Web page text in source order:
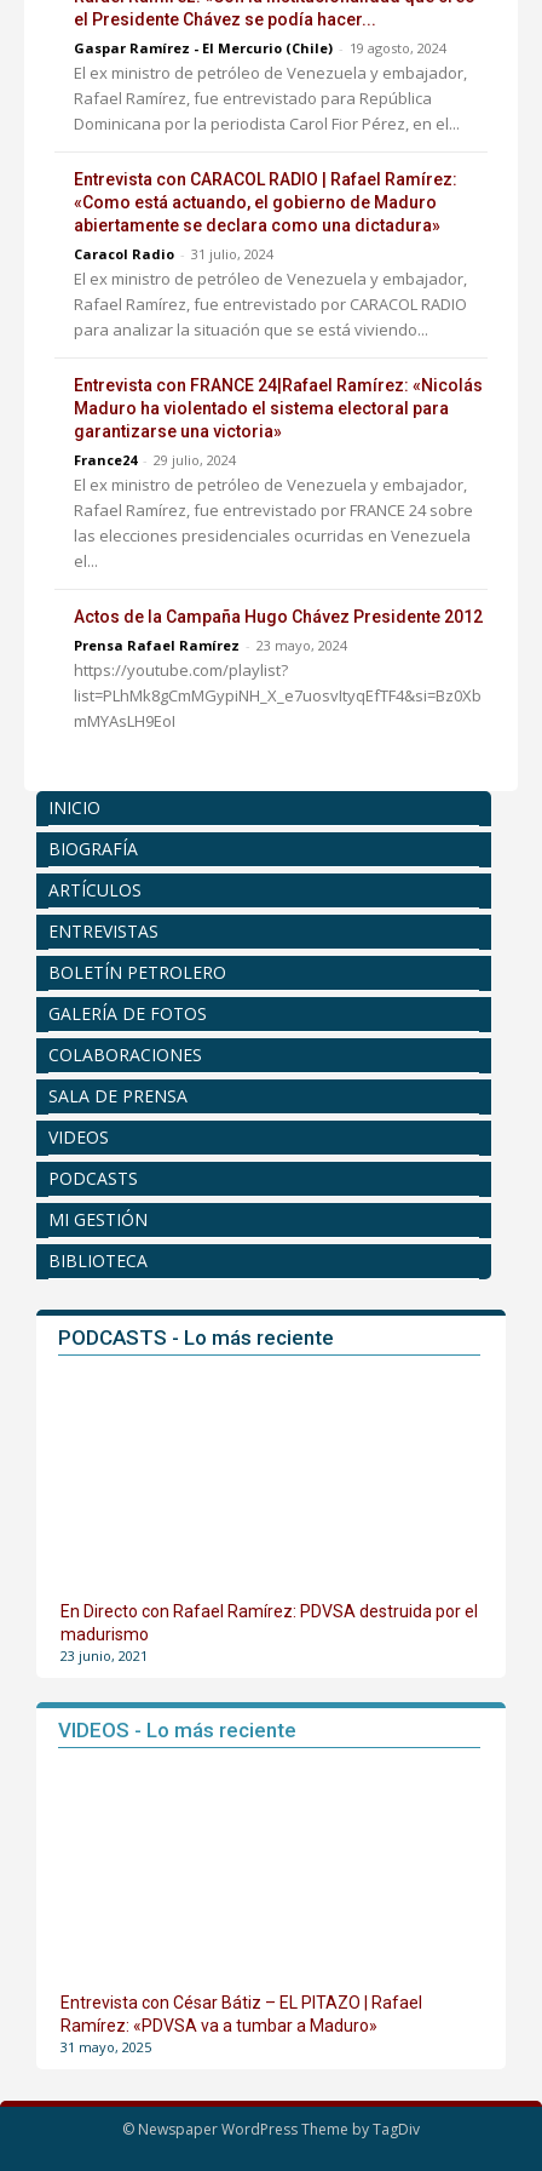
el Presidente Chávez se podía hacer...
Gaspar Ramírez - El Mercurio (Chile) - 19 agosto, 2024
El ex ministro de petróleo de Venezuela y embajador,
Rafael Ramírez, fue entrevistado para República
Dominicana por la periodista Carol Fior Pérez, en el...
Entrevista con CARACOL RADIO | Rafael Ramírez:
«Como está actuando, el gobierno de Maduro
abiertamente se declara como una dictadura»
Caracol Radio - 31 julio, 2024
El ex ministro de petróleo de Venezuela y embajador,
Rafael Ramírez, fue entrevistado por CARACOL RADIO
para analizar la situación que se está viviendo...
Entrevista con FRANCE 24|Rafael Ramírez: «Nicolás
Maduro ha violentado el sistema electoral para
garantizarse una victoria»
France24 - 29 julio, 2024
El ex ministro de petróleo de Venezuela y embajador,
Rafael Ramírez, fue entrevistado por FRANCE 24 sobre
las elecciones presidenciales ocurridas en Venezuela
el...
Actos de la Campaña Hugo Chávez Presidente 2012
Prensa Rafael Ramírez - 23 mayo, 2024
https://youtube.com/playlist?
list=PLhMk8gCmMGypiNH_X_e7uosvItyqEfTF4&si=Bz0Xb
mMYAsLH9EoI
INICIO
BIOGRAFÍA
ARTÍCULOS
ENTREVISTAS
BOLETÍN PETROLERO
GALERÍA DE FOTOS
COLABORACIONES
SALA DE PRENSA
VIDEOS
PODCASTS
MI GESTIÓN
BIBLIOTECA
PODCASTS - Lo más reciente
En Directo con Rafael Ramírez: PDVSA destruida por el
madurismo
23 junio, 2021
VIDEOS - Lo más reciente
Entrevista con César Bátiz – EL PITAZO | Rafael
Ramírez: «PDVSA va a tumbar a Maduro»
31 mayo, 2025
© Newspaper WordPress Theme by TagDiv